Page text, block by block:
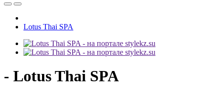
Lotus Thai SPA
- Lotus Thai SPA